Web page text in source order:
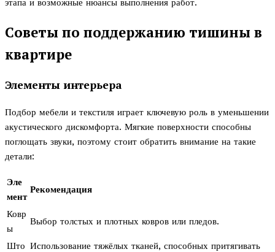
этапа и возможные нюансы выполнения работ.
Советы по поддержанию тишины в
квартире
Элементы интерьера
Подбор мебели и текстиля играет ключевую роль в уменьшении
акустического дискомфорта. Мягкие поверхности способны
поглощать звуки, поэтому стоит обратить внимание на такие
детали:
Эле
мент
Рекомендация
Ковр
ы
Выбор толстых и плотных ковров или пледов.
Што Использование тяжёлых тканей, способных притягивать